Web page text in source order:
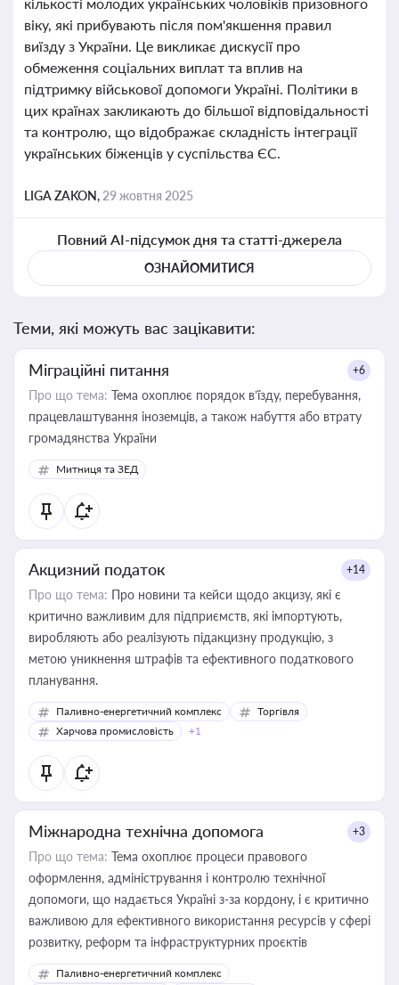
віку, які прибувають після пом'якшення правил
виїзду з України. Це викликає дискусії про
обмеження соціальних виплат та вплив на
підтримку військової допомоги Україні. Політики в
цих країнах закликають до більшої відповідальності
та контролю, що відображає складність інтеграції
українських біженців у суспільства ЄС.
LIGA ZAKON, 29 жовтня 2025
Повний AI-підсумок дня та статті-джерела
ОЗНАЙОМИТИСЯ
Теми, які можуть вас зацікавити:
Міграційні питання +6
Про що тема: Тема охоплює порядок в’їзду, перебування,
працевлаштування іноземців, а також набуття або втрату
громадянства України
Митниця та ЗЕД
Акцизний податок +14
Про що тема: Про новини та кейси щодо акцизу, які є
критично важливим для підприємств, які імпортують,
виробляють або реалізують підакцизну продукцію, з
метою уникнення штрафів та ефективного податкового
планування.
Паливно-енергетичний комплекс
Торгівля
Харчова промисловість
+1
Міжнародна технічна допомога +3
Про що тема: Тема охоплює процеси правового
оформлення, адміністрування і контролю технічної
допомоги, що надається Україні з-за кордону, і є критично
важливою для ефективного використання ресурсів у сфері
розвитку, реформ та інфраструктурних проєктів
Паливно-енергетичний комплекс